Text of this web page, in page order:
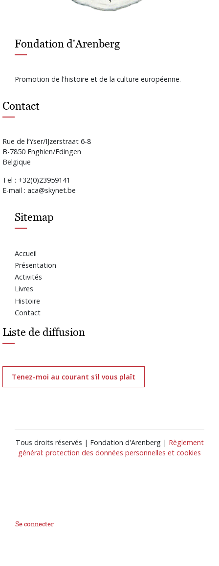
Fondation d'Arenberg
Promotion de l'histoire et de la culture européenne.
Contact
Rue de l’Yser/IJzerstraat 6-8
B-7850 Enghien/Edingen
Belgique
Tel : +32(0)23959141
E-mail : aca@skynet.be
Sitemap
Accueil
Présentation
Activités
Livres
Histoire
Contact
Liste de diffusion
Tenez-moi au courant s'il vous plaît
Tous droits réservés | Fondation d'Arenberg | Règlement
général: protection des données personnelles et cookies
User
Se connecter